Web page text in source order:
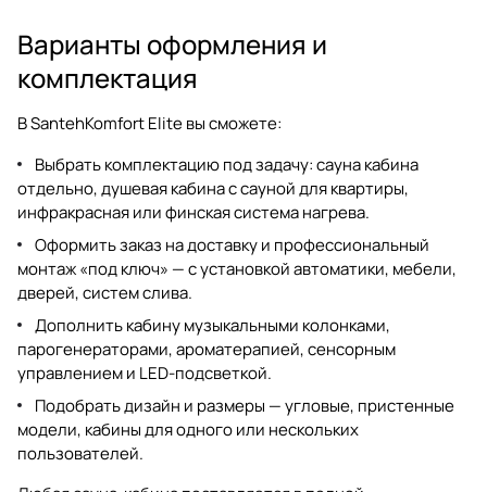
Варианты оформления и
комплектация
В SantehKomfort Elite вы сможете:
Выбрать комплектацию под задачу: сауна кабина
отдельно, душевая кабина с сауной для квартиры,
инфракрасная или финская система нагрева.
Оформить заказ на доставку и профессиональный
монтаж «под ключ» — с установкой автоматики, мебели,
дверей, систем слива.
Дополнить кабину музыкальными колонками,
парогенераторами, ароматерапией, сенсорным
управлением и LED-подсветкой.
Подобрать дизайн и размеры — угловые, пристенные
модели, кабины для одного или нескольких
пользователей.